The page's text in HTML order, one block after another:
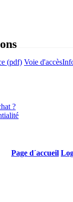
(pdf) Voie d'accès
?
Page d´accueil